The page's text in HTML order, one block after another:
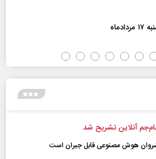
آنلاین تشریح شد
هوش مصنوعی قابل جبران است